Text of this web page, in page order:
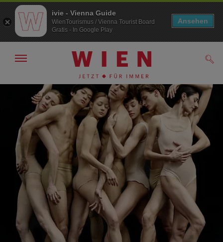
Zur
Navigation
Zum
Navigation
ivie - Vienna Guide
WienTourismus / Vienna Tourist Board
Gratis - In Google Play
Ansehen